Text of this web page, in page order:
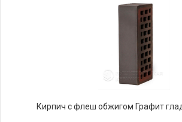
Кирпич с флеш обжигом Графит